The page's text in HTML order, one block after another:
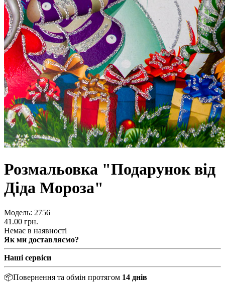
Розмальовка "Подарунок від
Діда Мороза"
Модель: 2756
41.00 грн.
Немає в наявності
Як ми доставляємо?
Наші сервіси
📦Повернення та обмін протягом 14 днів